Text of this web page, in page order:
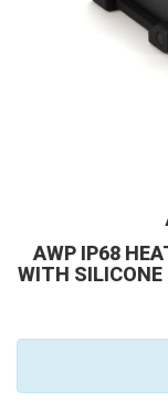
AWP IP68
WITH